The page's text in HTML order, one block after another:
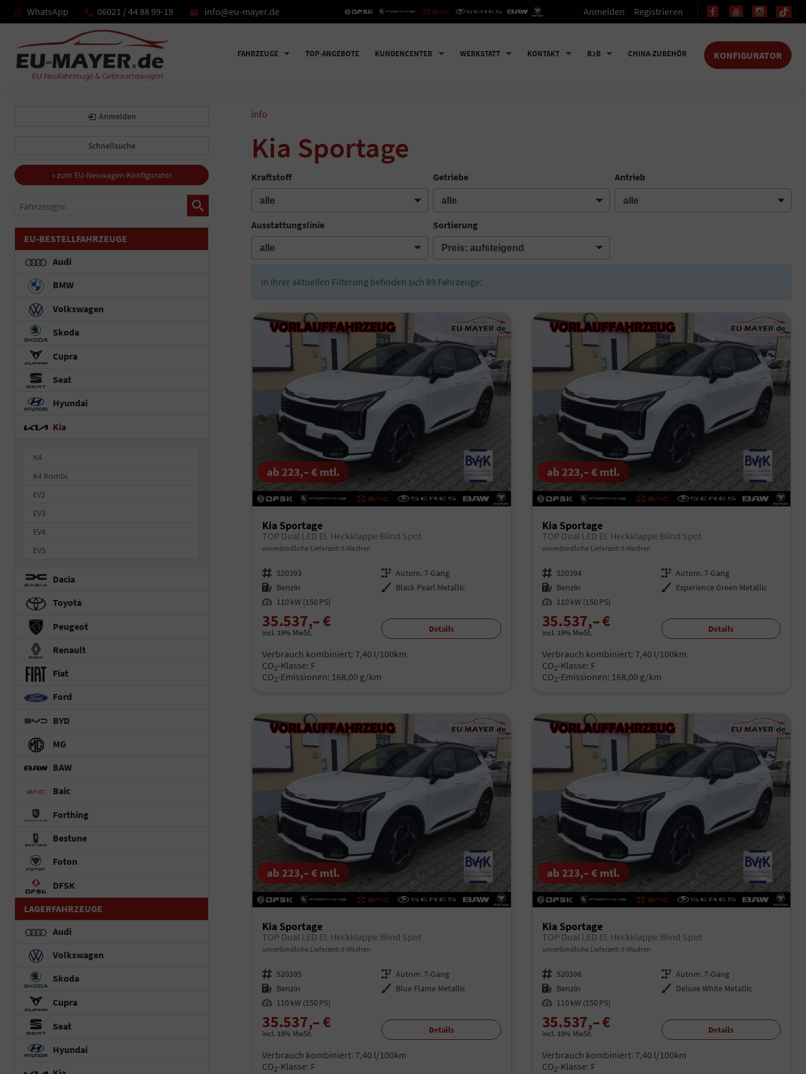
WhatsApp 06021 / 44 88 99-19 info@eu-mayer.de Anmelden Registrieren
FAHRZEUGE TOP-ANGEBOTE KUNDENCENTER WERKSTATT KONTAKT B2B CHINA-ZUBEHÖR KONFIGURATOR
info
Kia Sportage
Kraftstoff Getriebe Antrieb
Ausstattungslinie Sortierung
In Ihrer aktuellen Filterung befinden sich 89 Fahrzeuge:
ab 223,– € mtl.
Kia Sportage
TOP Dual LED El. Heckklappe Blind Spot
unverbindliche Lieferzeit: 6 Wochen
Fahrzeugnr. 520393 Getriebe Autom. 7-Gang
Kraftstoff Benzin Außenfarbe Black Pearl Metallic
Leistung 110 kW (150 PS)
35.537,– €
incl. 19% MwSt. Details
Verbrauch kombiniert: 7,40 l/100km
CO2-Klasse: F
CO2-Emissionen: 168,00 g/km
ab 223,– € mtl.
Kia Sportage
TOP Dual LED El. Heckklappe Blind Spot
unverbindliche Lieferzeit: 6 Wochen
Fahrzeugnr. 520394 Getriebe Autom. 7-Gang
Kraftstoff Benzin Außenfarbe Experience Green Metallic
Leistung 110 kW (150 PS)
35.537,– €
incl. 19% MwSt. Details
Verbrauch kombiniert: 7,40 l/100km
CO2-Klasse: F
CO2-Emissionen: 168,00 g/km
ab 223,– € mtl.
Kia Sportage
TOP Dual LED El. Heckklappe Blind Spot
unverbindliche Lieferzeit: 6 Wochen
Fahrzeugnr. 520395 Getriebe Autom. 7-Gang
Kraftstoff Benzin Außenfarbe Blue Flame Metallic
Leistung 110 kW (150 PS)
35.537,– €
incl. 19% MwSt. Details
Verbrauch kombiniert: 7,40 l/100km
CO2-Klasse: F
ab 223,– € mtl.
Kia Sportage
TOP Dual LED El. Heckklappe Blind Spot
unverbindliche Lieferzeit: 6 Wochen
Fahrzeugnr. 520396 Getriebe Autom. 7-Gang
Kraftstoff Benzin Außenfarbe Deluxe White Metallic
Leistung 110 kW (150 PS)
35.537,– €
incl. 19% MwSt. Details
Verbrauch kombiniert: 7,40 l/100km
CO2-Klasse: F
Anmelden
Schnellsuche
» zum EU-Neuwagen-Konfigurator
Fahrzeugnr.
EU-BESTELLFAHRZEUGE
Audi
BMW
Volkswagen
Skoda
Cupra
Seat
Hyundai
Kia
K4
K4 Kombi
EV2
EV3
EV4
EV5
Dacia
Toyota
Peugeot
Renault
Fiat
Ford
BYD
MG
BAW
Baic
Forthing
Bestune
Foton
DFSK
LAGERFAHRZEUGE
Audi
Volkswagen
Skoda
Cupra
Seat
Hyundai